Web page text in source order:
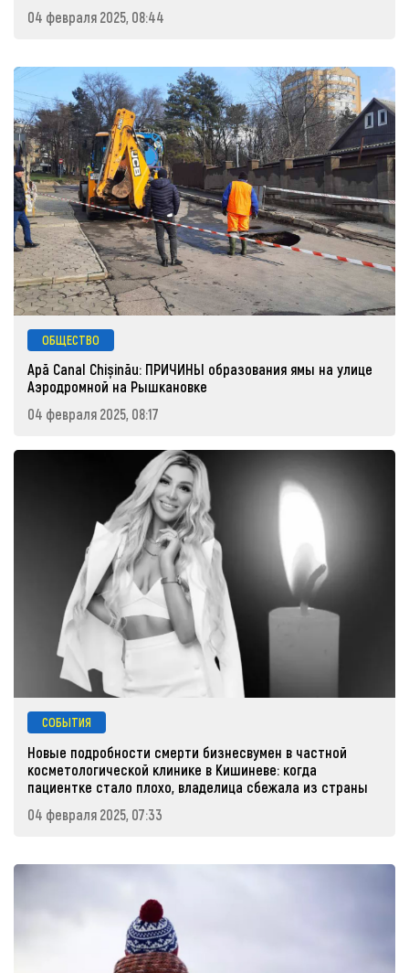
04 февраля 2025, 08:44
ОБЩЕСТВО
Apă Canal Chișinău: ПРИЧИНЫ образования ямы на улице
Аэродромной на Рышкановке
04 февраля 2025, 08:17
СОБЫТИЯ
Новые подробности смерти бизнесвумен в частной
косметологической клинике в Кишиневе: когда
пациентке стало плохо, владелица сбежала из страны
04 февраля 2025, 07:33